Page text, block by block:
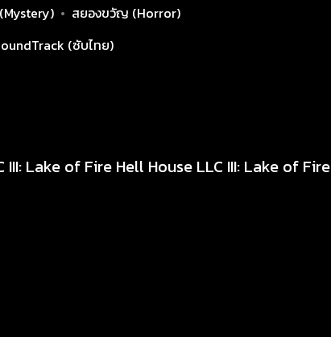
• สยองขวัญ (Horror)
(ซับไทย)
Lake of Fire Hell House LLC III: Lake of Fire